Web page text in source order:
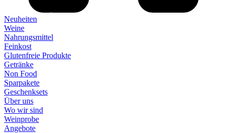
Neuheiten
Weine
Nahrungsmittel
Feinkost
Glutenfreie Produkte
Getränke
Non Food
Sparpakete
Geschenksets
Über uns
Wo wir sind
Weinprobe
Angebote